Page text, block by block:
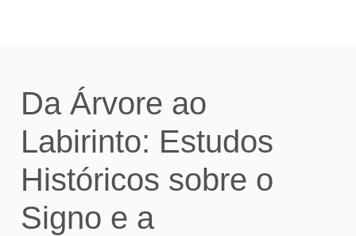
Da Árvore ao
Labirinto: Estudos
Históricos sobre o
Signo e a